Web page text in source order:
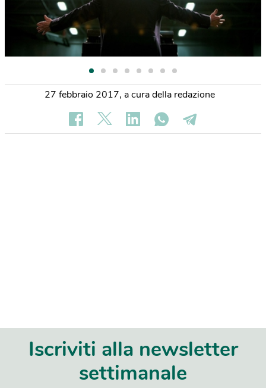
27 febbraio 2017, a cura della redazione
Iscriviti alla newsletter
settimanale